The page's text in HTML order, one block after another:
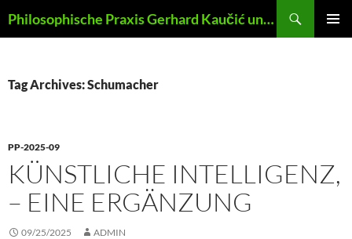
to
Philosophische Praxis Gerhard Kaučić und Anna Lydia Huber
Tag Archives: Schumacher
PP-2025-09
KÜNSTLICHE INTELLIGENZ,
– EINE ERGÄNZUNG
09/25/2025 ADMIN